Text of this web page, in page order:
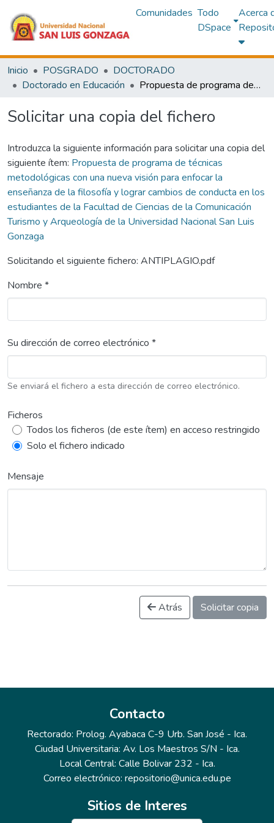
Comunidades Todo
DSpace
Acerca
Inicio POSGRADO
DOCTORADO
Doctorado en Educación
Propuesta de programa de técnicas metodológicas con una nueva visión para enfocar la enseñanza de la filosofía y lograr cambios de conducta en los estudiantes de la Facultad de Ciencias de la Comunicación Turismo y Arqueología de la Universidad Nacional San Luis Gonzaga
Solicitar una copia del fichero
Introduzca la siguiente información para solicitar una copia del
siguiente ítem: Propuesta de programa de técnicas
metodológicas con una nueva visión para enfocar la
enseñanza de la filosofía y lograr cambios de conducta en los
estudiantes de la Facultad de Ciencias de la Comunicación
Turismo y Arqueología de la Universidad Nacional San Luis
Gonzaga
Solicitando el siguiente fichero: ANTIPLAGIO.pdf
Nombre *
Su dirección de correo electrónico *
Se enviará el fichero a esta dirección de correo electrónico.
Ficheros
Todos los ficheros (de este ítem) en acceso restringido
Solo el fichero indicado
Mensaje
Atrás Solicitar copia
Contacto
Rectorado: Prolog. Ayabaca C-9 Urb. San José - Ica.
Ciudad Universitaria: Av. Los Maestros S/N - Ica.
Local Central: Calle Bolivar 232 - Ica.
Correo electrónico: repositorio@unica.edu.pe
Sitios de Interes